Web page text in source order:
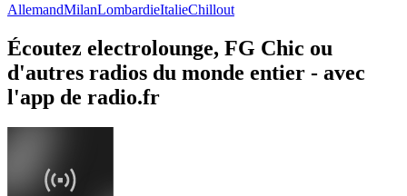
AllemandMilanLombardieItalieChillout
Écoutez electrolounge, FG Chic ou
d'autres radios du monde entier - avec
l'app de radio.fr